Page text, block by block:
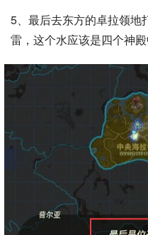
5、最后去东方的卓拉领地
雷，这个水应该是四个神殿